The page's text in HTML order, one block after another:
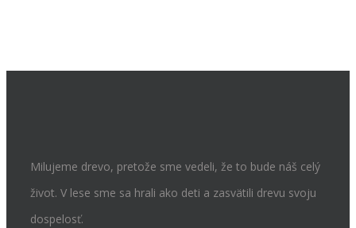
Milujeme drevo, pretože sme vedeli, že to bude náš celý
život. V lese sme sa hrali ako deti a zasvätili drevu svoju
dospelosť.